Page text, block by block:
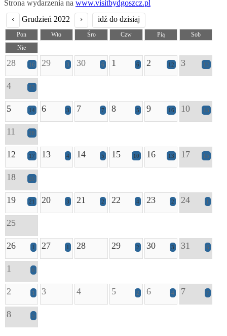
Strona wydarzenia na www.visitbydgoszcz.pl
‹
Grudzień 2022 › idź do dzisiaj
Pon Wto Śro Czw Pią
Sob
Nie
28 16 29 3 30 6 1 6 2 12 3 12
4 23
5 14 6 3 7 7 8 5 9 16 10 13
11 28
12 17 13 4 14 5 15 10 16 13 17 15
18 20
19 21 20 3 21 2 22 4 23 2 24 1
25
26 1 27 1 28 29 2 30 3 31 6
1 6
2 1 3 4 5 2 6 4 7 7
8 5